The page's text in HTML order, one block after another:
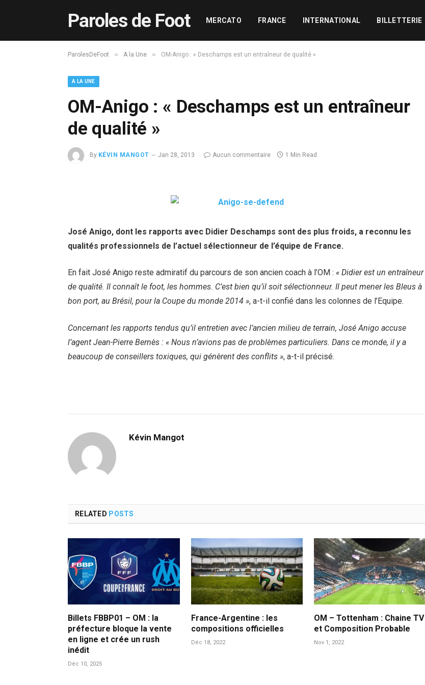
Paroles de Foot MERCATO FRANCE INTERNATIONAL BILLETTERIE
ParolesDeFoot » A la Une » OM-Anigo : « Deschamps est un entraîneur de qualité »
A LA UNE
OM-Anigo : « Deschamps est un entraîneur
de qualité »
By KÉVIN MANGOT Jan 28, 2013 Aucun commentaire 1 Min Read
José Anigo, dont les rapports avec Didier Deschamps sont des plus froids, a reconnu les
qualités professionnels de l’actuel sélectionneur de l’équipe de France.
En fait José Anigo reste admiratif du parcours de son ancien coach à l’OM : « Didier est un entraîneur
de qualité. Il connaît le foot, les hommes. C’est bien qu’il soit sélectionneur. Il peut mener les Bleus à
bon port, au Brésil, pour la Coupe du monde 2014 », a-t-il confié dans les colonnes de l’Equipe.
Concernant les rapports tendus qu’il entretien avec l’ancien milieu de terrain, José Anigo accuse
l’agent Jean-Pierre Bernès : « Nous n’avions pas de problèmes particuliers. Dans ce monde, il y a
beaucoup de conseillers toxiques, qui génèrent des conflits », a-t-il précisé.
Kévin Mangot
RELATED POSTS
Billets FBBP01 – OM : la
préfecture bloque la vente
en ligne et crée un rush
inédit
Déc 10, 2025
France-Argentine : les
compositions officielles
Déc 18, 2022
OM – Tottenham : Chaine TV
et Composition Probable
Nov 1, 2022